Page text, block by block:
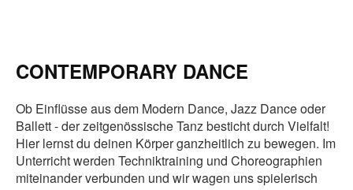
CONTEMPORARY DANCE
Ob Einflüsse aus dem Modern Dance, Jazz Dance oder
Ballett - der zeitgenössische Tanz besticht durch Vielfalt!
Hier lernst du deinen Körper ganzheitlich zu bewegen. Im
Unterricht werden Techniktraining und Choreographien
miteinander verbunden und wir wagen uns spielerisch